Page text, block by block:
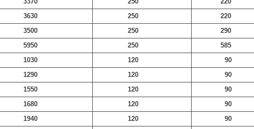
3630 250 220
3500 250 290
5950 250 585
1030 120 90
1290 120 90
1550 120 90
1680 120 90
1940 120 90